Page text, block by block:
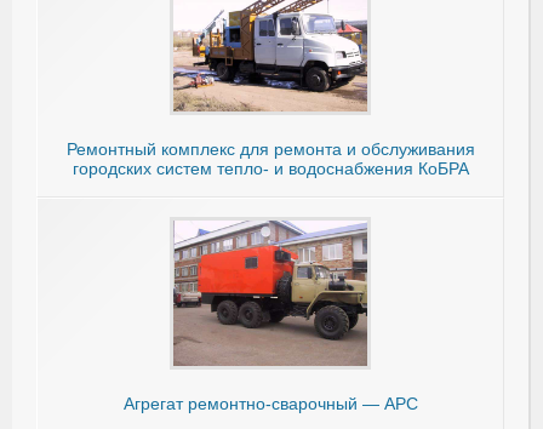
Ремонтный комплекс для ремонта и обслуживания
городских систем тепло- и водоснабжения КоБРА
Агрегат ремонтно-сварочный — АРС